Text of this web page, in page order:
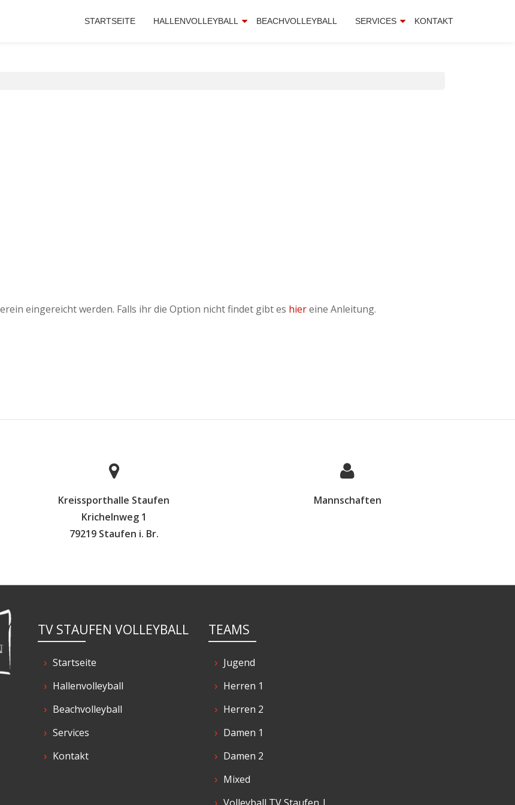
STARTSEITE HALLENVOLLEYBALL BEACHVOLLEYBALL SERVICES KONTAKT
eingereicht werden. Falls ihr die Option nicht findet gibt es hiereine Anleitung.
Kreissporthalle Staufen
Krichelnweg 1
79219 Staufen i. Br.
Mannschaften
TV STAUFEN VOLLEYBALL
Startseite
Hallenvolleyball
Beachvolleyball
Services
Kontakt
TEAMS
Jugend
Herren 1
Herren 2
Damen 1
Damen 2
Mixed